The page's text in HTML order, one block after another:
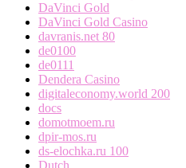
DaVinci Gold
DaVinci Gold Casino
davranis.net 80
de0100
de0111
Dendera Casino
digitaleconomy.world 200
docs
domotmoem.ru
dpir-mos.ru
ds-elochka.ru 100